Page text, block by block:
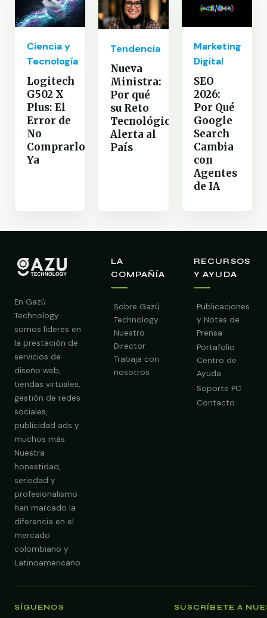
Ciencia y
Tecnología
Logitech
G502 X
Plus: El
Error de
No
Comprarlo
Ya
Tendencia
Nueva
Ministra:
Por qué
su Reto
Tecnológico
Alerta al
País
Marketing
Digital
SEO
2026:
Por Qué
Google
Search
Cambia
con
Agentes
de IA
En Gazú
Technology
somos líderes en
la prestación de
servicios de
diseño web,
tiendas virtuales,
gestión de redes
sociales,
publicidad ads y
muchos más.
Nuestra
honestidad,
seriedad y
profesionalismo
han marcado la
diferencia en el
mercado
colombiano y
Latinoamericano.
LA
COMPAÑÍA
Sobre Gazú
Technology
Nuestro
Director
Trabaja con
nosotros
RECURSOS
Y AYUDA
Publicaciones
y Notas de
Prensa
Portafolio
Centro de
Ayuda
Soporte PC
Contacto
SÍGUENOS SUSCRÍBETE A